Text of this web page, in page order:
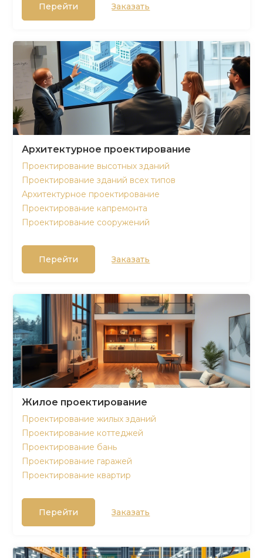
Перейти Заказать
Архитектурное проектирование
Проектирование высотных зданий
Проектирование зданий всех типов
Архитектурное проектирование
Проектирование капремонта
Проектирование сооружений
Перейти Заказать
Жилое проектирование
Проектирование жилых зданий
Проектирование коттеджей
Проектирование бань
Проектирование гаражей
Проектирование квартир
Перейти Заказать